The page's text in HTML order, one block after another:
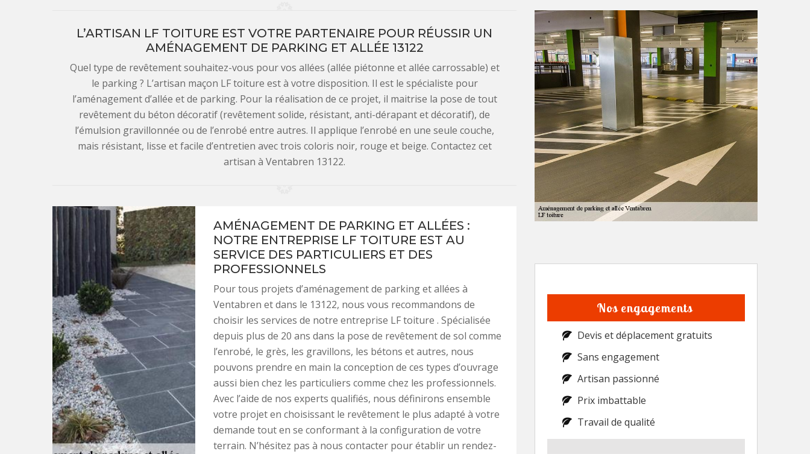
L’ARTISAN LF TOITURE EST VOTRE PARTENAIRE POUR RÉUSSIR UN
AMÉNAGEMENT DE PARKING ET ALLÉE 13122
Quel type de revêtement souhaitez-vous pour vos allées (allée piétonne et allée carrossable) et
le parking ? L’artisan maçon LF toiture est à votre disposition. Il est le spécialiste pour
l’aménagement d’allée et de parking. Pour la réalisation de ce projet, il maitrise la pose de tout
revêtement du béton décoratif (revêtement solide, résistant, anti-dérapant et décoratif), de
l’émulsion gravillonnée ou de l’enrobé entre autres. Il applique l’enrobé en une seule couche,
mais résistant, lisse et facile d’entretien avec trois coloris noir, rouge et beige. Contactez cet
artisan à Ventabren 13122.
AMÉNAGEMENT DE PARKING ET ALLÉES :
NOTRE ENTREPRISE LF TOITURE EST AU
SERVICE DES PARTICULIERS ET DES
PROFESSIONNELS
Pour tous projets d’aménagement de parking et allées à
Ventabren et dans le 13122, nous vous recommandons de
choisir les services de notre entreprise LF toiture . Spécialisée
depuis plus de 20 ans dans la pose de revêtement de sol comme
l’enrobé, le grès, les gravillons, les bétons et autres, nous
pouvons prendre en main la conception de ces types d’ouvrage
aussi bien chez les particuliers comme chez les professionnels.
Avec l’aide de nos experts qualifiés, nous définirons ensemble
votre projet en choisissant le revêtement le plus adapté à votre
demande tout en se conformant à la configuration de votre
terrain. N’hésitez pas à nous contacter pour établir un rendez-
Nos engagements
Devis et déplacement gratuits
Sans engagement
Artisan passionné
Prix imbattable
Travail de qualité